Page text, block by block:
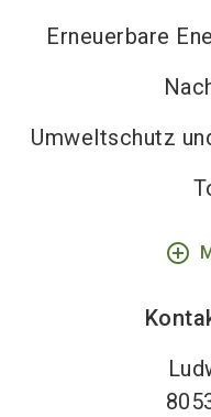
Erneuerbare
Umweltschutz
add_circle_outline